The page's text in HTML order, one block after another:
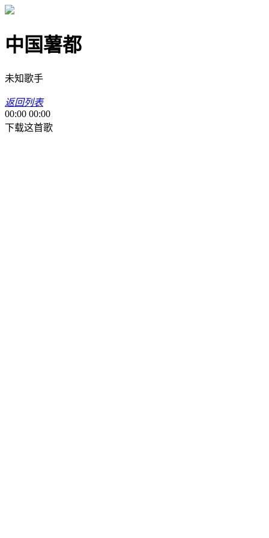
中国薯都
未知歌手
返回列表
00:00 00:00
下载这首歌